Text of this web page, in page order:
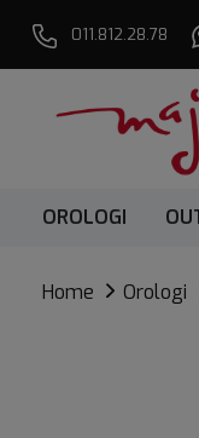
011.812.28.78
OROLOGI
Home Orologi